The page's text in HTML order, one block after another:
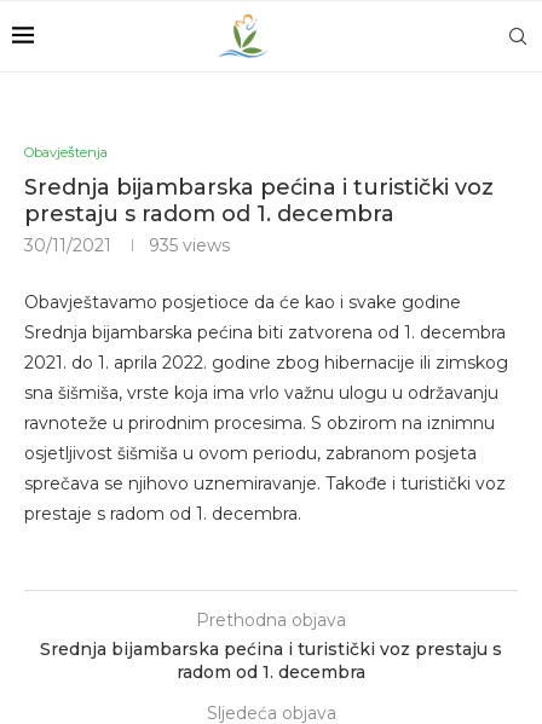
Obavještenja
Srednja bijambarska pećina i turistički voz
prestaju s radom od 1. decembra
30/11/2021 935 views
Obavještavamo posjetioce da će kao i svake godine
Srednja bijambarska pećina biti zatvorena od 1. decembra
2021. do 1. aprila 2022. godine zbog hibernacije ili zimskog
sna šišmiša, vrste koja ima vrlo važnu ulogu u održavanju
ravnoteže u prirodnim procesima. S obzirom na iznimnu
osjetljivost šišmiša u ovom periodu, zabranom posjeta
sprečava se njihovo uznemiravanje. Takođe i turistički voz
prestaje s radom od 1. decembra.
Prethodna objava
Srednja bijambarska pećina i turistički voz prestaju s
radom od 1. decembra
Sljedeća objava